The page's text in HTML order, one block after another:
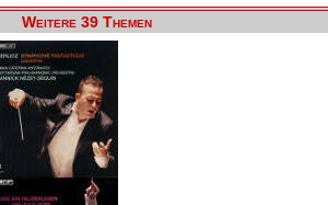
Weitere 39 Themen